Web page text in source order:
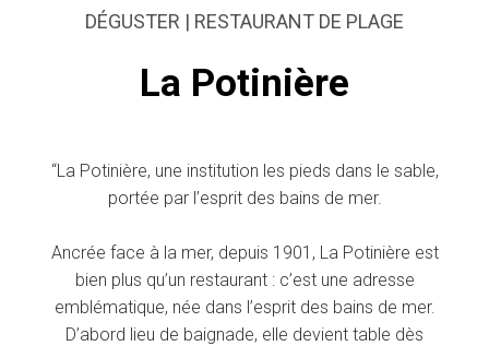
DÉGUSTER | RESTAURANT DE PLAGE
La Potinière
“La Potinière, une institution les pieds dans le sable,
portée par l’esprit des bains de mer.
Ancrée face à la mer, depuis 1901, La Potinière est
bien plus qu’un restaurant : c’est une adresse
emblématique, née dans l’esprit des bains de mer.
D’abord lieu de baignade, elle devient table dès